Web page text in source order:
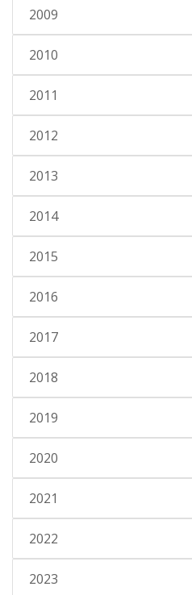
2009
2010
2011
2012
2013
2014
2015
2016
2017
2018
2019
2020
2021
2022
2023